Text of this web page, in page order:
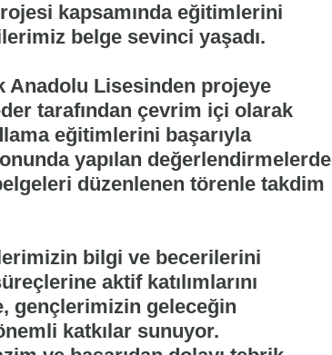
kapsamında eğitimlerini
belge sevinci yaşadı.
Anadolu Lisesinden projeye
tarafından çevrim içi olarak
eğitimlerini başarıyla
yapılan değerlendirmelerde
düzenlenen törenle takdim
bilgi ve becerilerini
aktif katılımlarını
gençlerimizin geleceğin
katkılar sunuyor.